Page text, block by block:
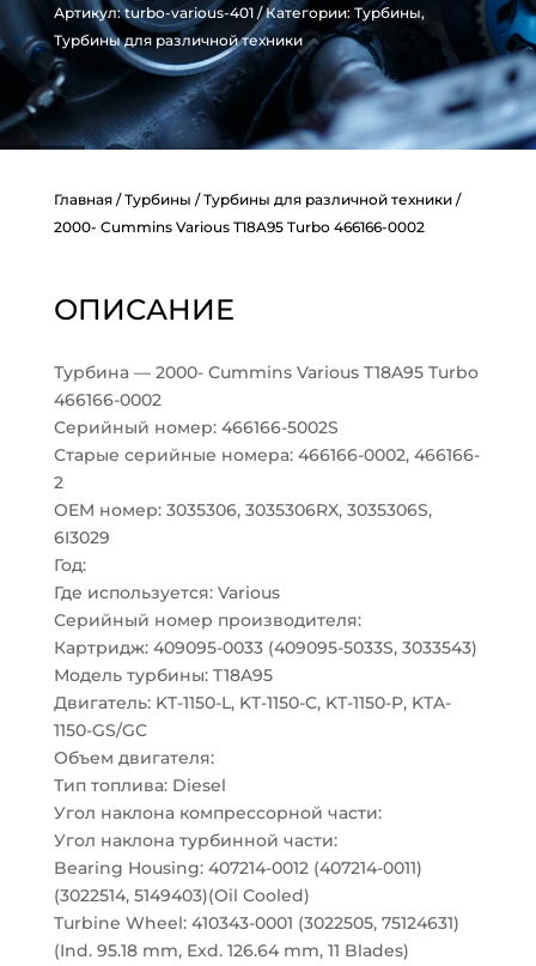
Артикул:turbo-various-401 Категории:Турбины,
Турбины для различной техники
Главная/Турбины /Турбины для различной техники/
2000- Cummins Various T18A95 Turbo 466166-0002
ОПИСАНИЕ
Турбина — 2000- Cummins Various T18A95 Turbo
466166-0002
Серийный номер: 466166-5002S
Старые серийные номера: 466166-0002, 466166-
2
OEM номер: 3035306, 3035306RX, 3035306S,
6I3029
Год:
Где используется: Various
Серийный номер производителя:
Картридж: 409095-0033 (409095-5033S, 3033543)
Модель турбины: T18A95
Двигатель: KT-1150-L, KT-1150-C, KT-1150-P, KTA-
1150-GS/GC
Объем двигателя:
Тип топлива: Diesel
Угол наклона компрессорной части:
Угол наклона турбинной части:
Bearing Housing: 407214-0012 (407214-0011)
(3022514, 5149403)(Oil Cooled)
Turbine Wheel: 410343-0001 (3022505, 75124631)
(Ind. 95.18 mm, Exd. 126.64 mm, 11 Blades)